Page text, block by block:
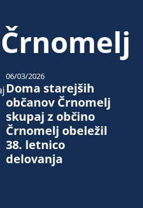
Doma starejših
občanov Črnomelj
skupaj z občino
Črnomelj obeležil
38. letnico
delovanja
06/03/2026